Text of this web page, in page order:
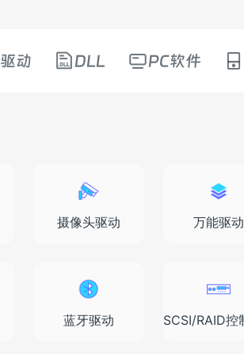
驱动 DLL PC软件
摄像头驱动 万能驱动
蓝牙驱动